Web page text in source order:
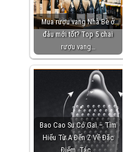
Mua rượu vang Nhà Bè ở
đâu mới tốt? Top 5 chai
rượu vang…
Bao Cao Su Có Gai – Tìm
Hiểu Từ A Đến Z Về Đặc
Điểm, Tác…